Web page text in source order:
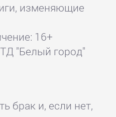
изменяющие
16+
"Белый город"
брак и, если нет,